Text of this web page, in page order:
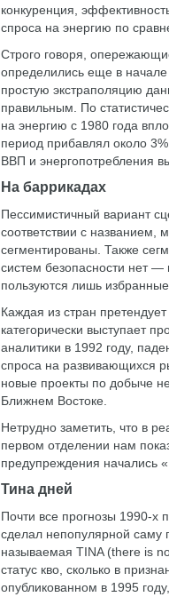
конкуренция,
спроса на энергию по
Строго говоря,
определились еще в начале
простую экстраполяцию
правильным. По
на энергию с 1980 года
период прибавлял около
ВВП и энергопотребления
На баррикадах
Пессимистичный вариант
соответствии с
сегментированы. Также
систем безопасности нет
пользуются лишь избранные.
Каждая из стран
категорически выступает
аналитики в 1992 году,
спроса на развивающихся
новые проекты по добыче
Ближнем Востоке.
Нетрудно заметить, что в
первом отделении нам
предупреждения начались
Тина дней
Почти все прогнозы 1990-х
сделал непопулярной саму
называемая TINA (there is
статус кво, сколько в
опубликованном в 1995